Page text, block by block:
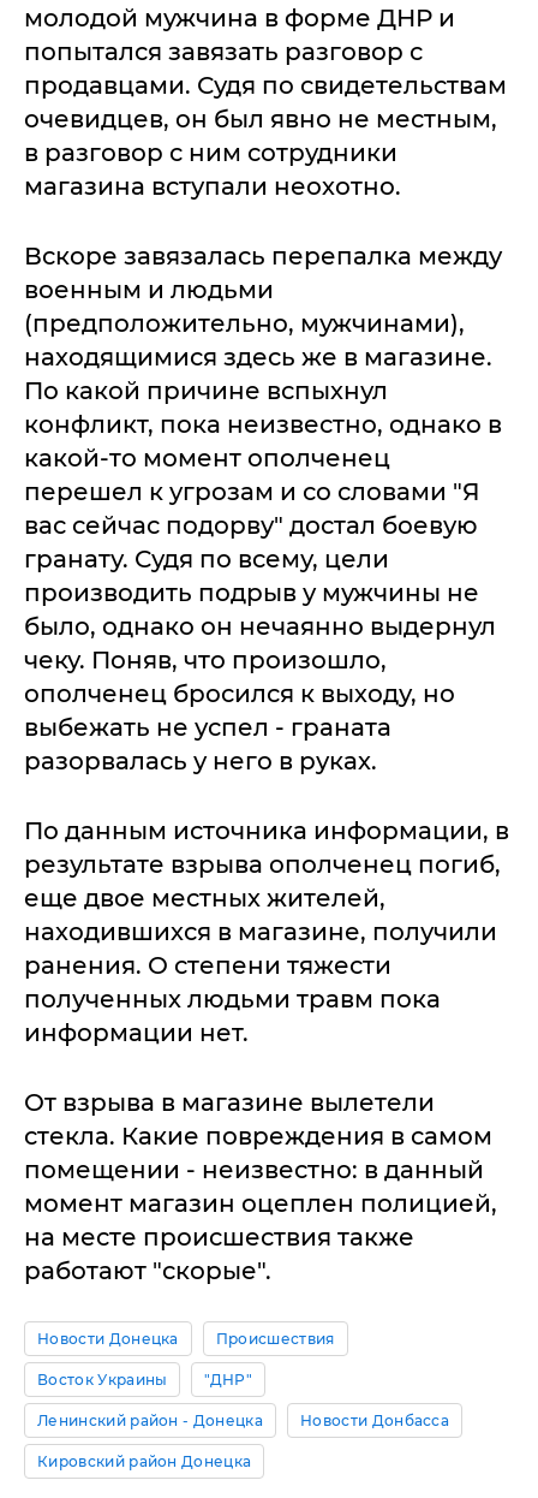
молодой мужчина в форме ДНР и
попытался завязать разговор с
продавцами. Судя по свидетельствам
очевидцев, он был явно не местным,
в разговор с ним сотрудники
магазина вступали неохотно.
Вскоре завязалась перепалка между
военным и людьми
(предположительно, мужчинами),
находящимися здесь же в магазине.
По какой причине вспыхнул
конфликт, пока неизвестно, однако в
какой-то момент ополченец
перешел к угрозам и со словами "Я
вас сейчас подорву" достал боевую
гранату. Судя по всему, цели
производить подрыв у мужчины не
было, однако он нечаянно выдернул
чеку. Поняв, что произошло,
ополченец бросился к выходу, но
выбежать не успел - граната
разорвалась у него в руках.
По данным источника информации, в
результате взрыва ополченец погиб,
еще двое местных жителей,
находившихся в магазине, получили
ранения. О степени тяжести
полученных людьми травм пока
информации нет.
От взрыва в магазине вылетели
стекла. Какие повреждения в самом
помещении - неизвестно: в данный
момент магазин оцеплен полицией,
на месте происшествия также
работают "скорые".
Новости Донецка Происшествия
Восток Украины "ДНР"
Ленинский район - Донецка Новости Донбасса
Кировский район Донецка